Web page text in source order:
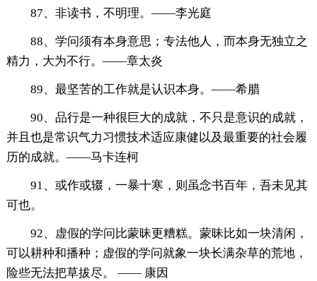
87、非读书，不明理。——李光庭
88、学问须有本身意思；专法他人，而本身无独立之
精力，大为不行。——章太炎
89、最坚苦的工作就是认识本身。——希腊
90、品行是一种很巨大的成就，不只是意识的成就，
并且也是常识气力习惯技术适应康健以及最重要的社会履
历的成就。——马卡连柯
91、或作或辍，一暴十寒，则虽念书百年，吾未见其
可也。
92、虚假的学问比蒙昧更糟糕。蒙昧比如一块清闲，
可以耕种和播种；虚假的学问就象一块长满杂草的荒地，
险些无法把草拔尽。 —— 康因